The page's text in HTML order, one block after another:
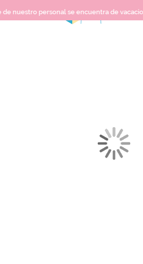
personal se encuentra de